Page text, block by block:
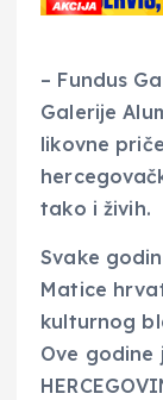
– Fundus
Galerije
likovne
tako i živih.
Svake
Matice
kulturnog
Ove godine